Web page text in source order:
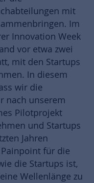
mit
Im
Innovation Week
vor etwa zwei
mit den Startups
In diesem
wir die
nach unserem
Pilotprojekt
und Startups
Jahren
für die
die Startups ist,
Wellenlänge zu